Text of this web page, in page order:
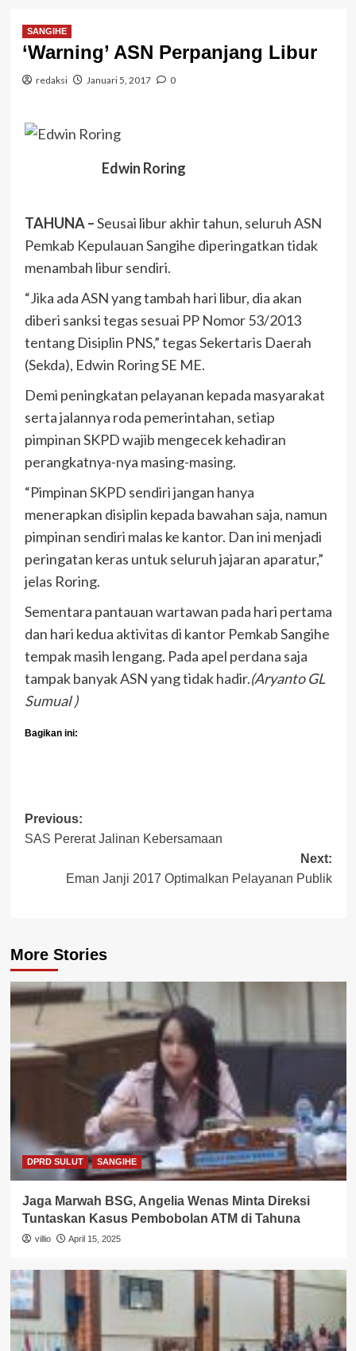
SANGIHE
‘Warning’ ASN Perpanjang Libur
redaksi Januari 5, 2017 0
Edwin Roring
TAHUNA –Seusai libur akhir tahun, seluruh ASN
Pemkab Kepulauan Sangihe diperingatkan tidak
menambah libur sendiri.
“Jika ada ASN yang tambah hari libur, dia akan
diberi sanksi tegas sesuai PP Nomor 53/2013
tentang Disiplin PNS,” tegas Sekertaris Daerah
(Sekda), Edwin Roring SE ME.
Demi peningkatan pelayanan kepada masyarakat
serta jalannya roda pemerintahan, setiap
pimpinan SKPD wajib mengecek kehadiran
perangkatnya-nya masing-masing.
“Pimpinan SKPD sendiri jangan hanya
menerapkan disiplin kepada bawahan saja, namun
pimpinan sendiri malas ke kantor. Dan ini menjadi
peringatan keras untuk seluruh jajaran aparatur,”
jelas Roring.
Sementara pantauan wartawan pada hari pertama
dan hari kedua aktivitas di kantor Pemkab Sangihe
tempak masih lengang. Pada apel perdana saja
tampak banyak ASN yang tidak hadir.(Aryanto GL
Sumual )
Bagikan ini:
Post
navigation
Previous:
SAS Pererat Jalinan Kebersamaan
Next:
Eman Janji 2017 Optimalkan Pelayanan Publik
More Stories
DPRD SULUT SANGIHE
Jaga Marwah BSG, Angelia Wenas Minta Direksi
Tuntaskan Kasus Pembobolan ATM di Tahuna
villio April 15, 2025